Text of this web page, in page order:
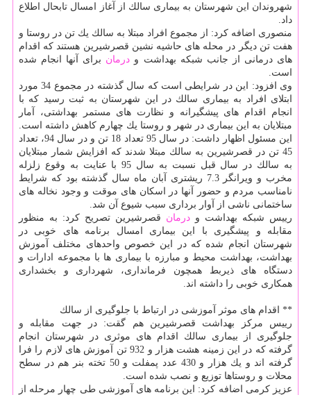
شهروندان این شهرستان به بیماری سالك از آغاز امسال تابحال اطلاع
داد.
منصوری اضافه كرد: از مجموع افراد مبتلا به سالك یك تن در روستا و
هفت تن دیگر در محله های حاشیه نشین قصرشیرین هستند كه اقدام
های درمانی از جانب شبكه بهداشت و درمان برای آنها انجام شده
است.
وی افزود: این در شرایطی است كه سال گذشته در مجموع 34 مورد
ابتلای افراد به بیماری سالك در این شهرستان به ثبت رسید كه با
انجام اقدام های پیشگیرانه و نظارت های مستمر بهداشتی، آمار
مبتلایان به این بیماری در شهر و روستا یك چهارم كاهش داشته است.
این مسئول اظهار داشت: در سال 95 تعداد 18 تن و در سال 94، تعداد
45 تن در قصرشیرین به سالك مبتلا شدند كه افزایش شمار مبتلایان
به سالك در سال قبل نسبت به سال 95 با عنایت به وقوع زلزله
مخرب و ویرانگر 7.3 ریشتری آبان ماه سال گذشته بود كه شرایط
نامناسب مردم و حضور آنها در اسكان های موقت و وجود نخاله های
ساختمانی ناشی از آوار برداری سبب شیوع آن شد.
رییس شبكه بهداشت و درمان قصرشیرین تصریح كرد: به منظور
مقابله و پیشگیری با این بیماری امسال برنامه های خوبی در
شهرستان انجام شده كه در این خصوص واحدهای مختلف آموزش
بهداشت، بهداشت محیط و مبارزه با بیماری ها با مجموعه ادارات و
دستگاه های ذیربط همچون فرمانداری، شهرداری و بخشداری
همكاری خوبی را داشته اند.
** اقدام های موثر آموزشی در ارتباط با جلوگیری از سالك
رییس مركز بهداشت قصرشیرین هم گقت: در جهت مقابله و
جلوگیری از بیماری سالك اقدام های موثری در شهرستان انجام
گرفته كه در این زمینه هشت هزار و 932 تن آموزش های لازم را فرا
گرفته اند و یك هزار و 430 عدد پمفلت و 50 تخته بنر هم در سطح
محلات و روستاها توزیع و نصب شده است.
عزیز كرمی اضافه كرد: این برنامه های آموزشی طی چهار مرحله از